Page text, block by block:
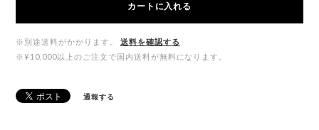
カートに入れる
※別途送料がかかります。
送料を確認する
※¥10,000以上のご注文で国内送料が無料になります。
通報する